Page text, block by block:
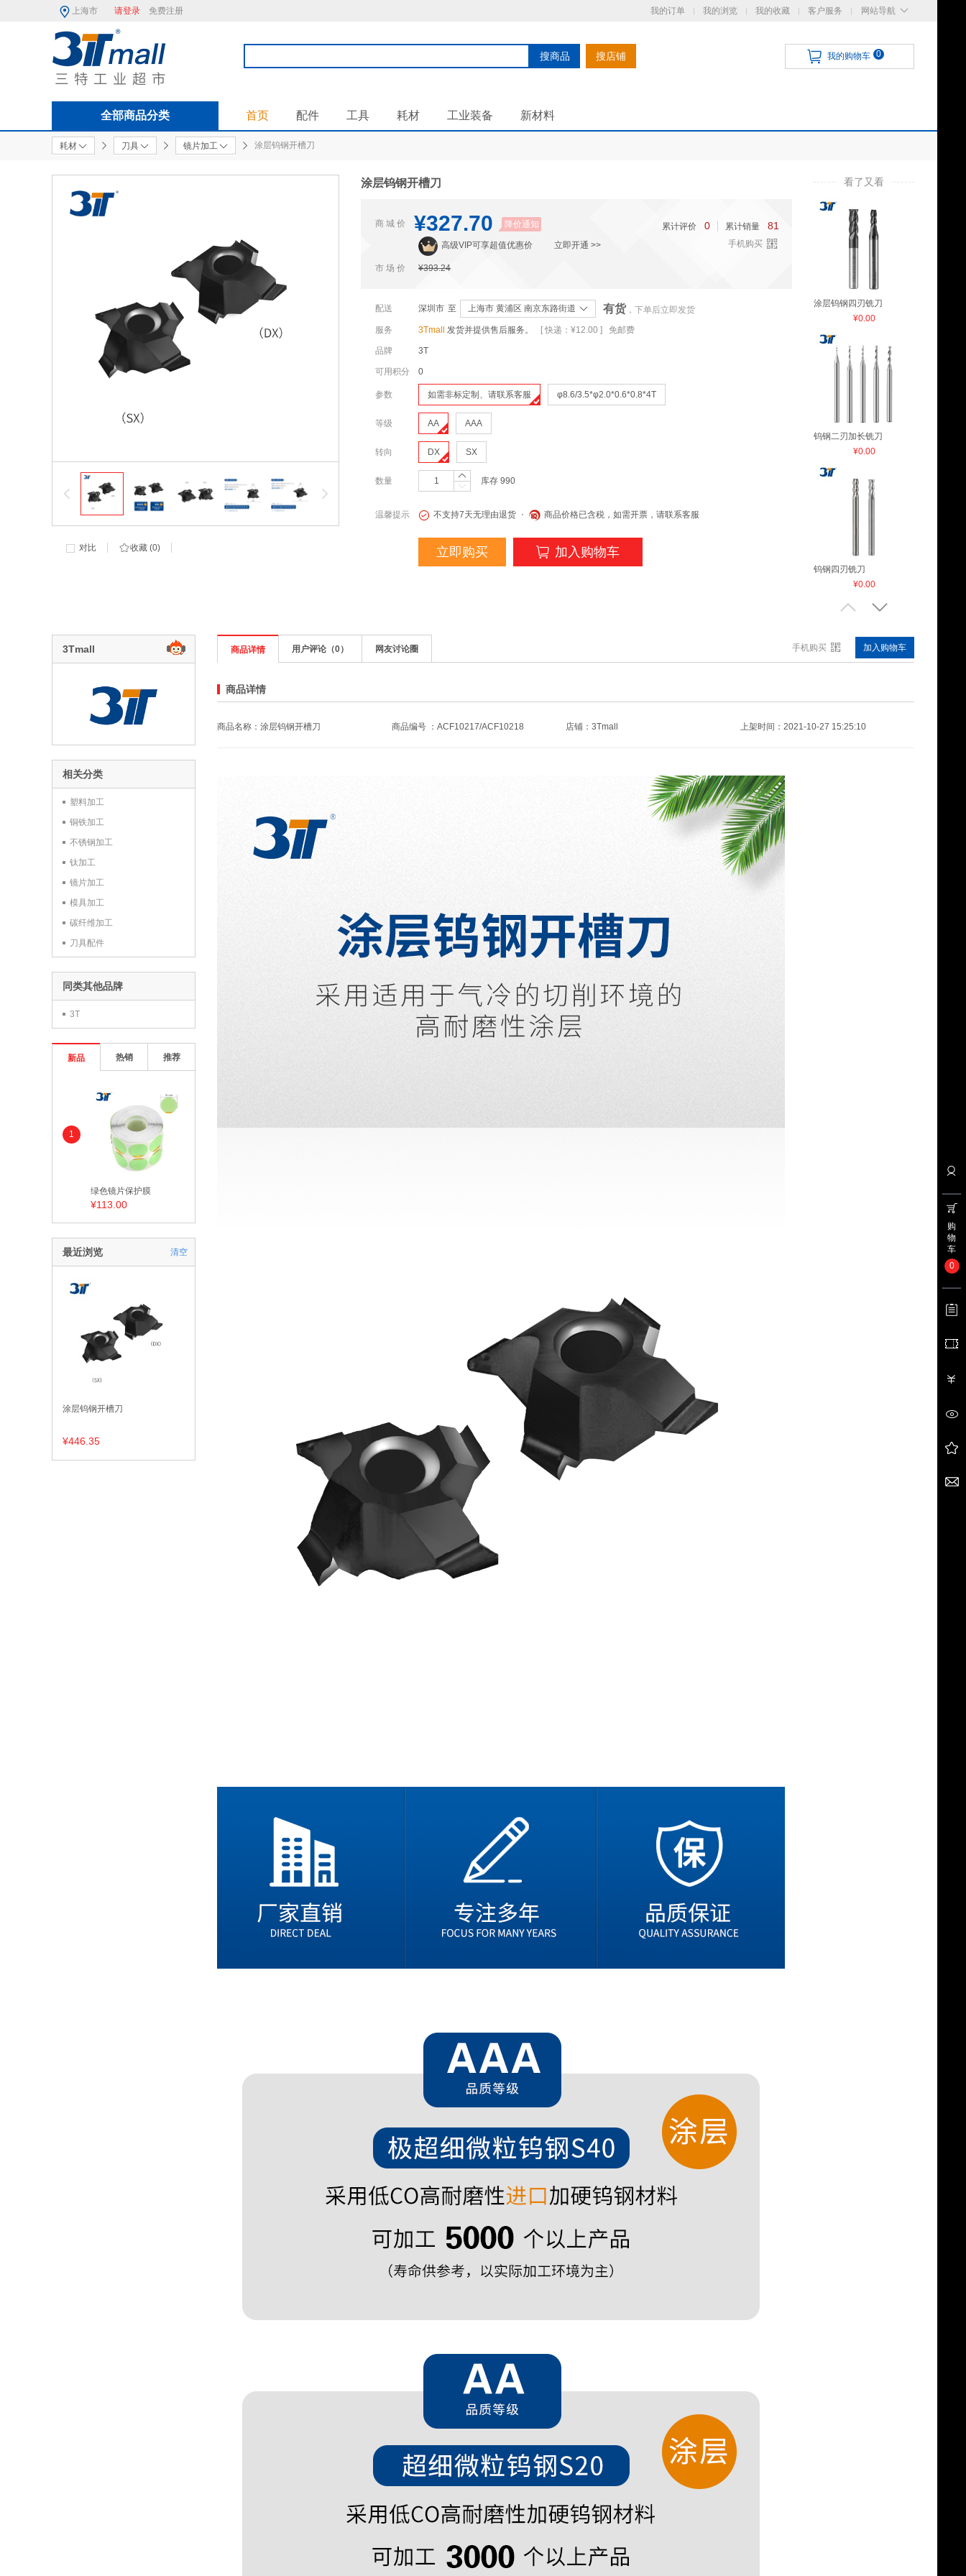
上海市 请登录 免费注册 我的订单 我的浏览 我的收藏 客户服务 网站导航
搜商品 搜店铺 我的购物车 0
全部商品分类 首页 配件 工具 耗材 工业装备 新材料
耗材 刀具 镜片加工 涂层钨钢开槽刀
对比 收藏 (0)
涂层钨钢开槽刀
商 城 价 ¥327.70 降价通知
高级VIP可享超值优惠价 立即开通 >>
市 场 价 ¥393.24
累计评价 0 累计销量 81
手机购买
配送 深圳市 至 上海市 黄浦区 南京东路街道 有货 ，下单后立即发货
服务
3Tmall 发货并提供售后服务。 [ 快递：¥12.00 ] 免邮费
品牌 3T
可用积分 0
参数 如需非标定制、请联系客服 φ8.6/3.5*φ2.0*0.6*0.8*4T
等级 AA AAA
转向 DX SX
数量 库存 990
温馨提示 不支持7天无理由退货 商品价格已含税，如需开票，请联系客服
立即购买 加入购物车
看了又看
涂层钨钢四刃铣刀
¥0.00
钨钢二刃加长铣刀
¥0.00
钨钢四刃铣刀
¥0.00
吸盘(BRIOT磨边机用）A40
3Tmall
相关分类
塑料加工
铜铁加工
不锈钢加工
钛加工
镜片加工
模具加工
碳纤维加工
刀具配件
同类其他品牌
3T
新品 热销 推荐
1
绿色镜片保护膜
¥113.00
最近浏览 清空
涂层钨钢开槽刀
¥446.35
商品详情 用户评论（0） 网友讨论圈 手机购买 加入购物车
商品详情
商品名称：涂层钨钢开槽刀 商品编号 ：ACF10217/ACF10218 店铺： 3Tmall 上架时间：2021-10-27 15:25:10
购
物
车
0